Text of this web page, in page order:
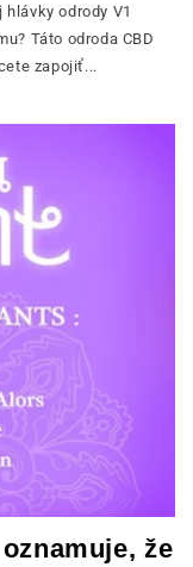
odrody V1
Táto odroda CBD
zapojiť...
že